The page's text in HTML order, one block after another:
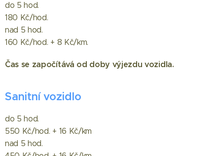
do 5 hod.
180 Kč/hod.
nad 5 hod.
160 Kč/hod. + 8 Kč/km.
Čas se započítává od doby výjezdu vozidla.
Sanitní vozidlo
do 5 hod.
550 Kč/hod. + 16 Kč/km
nad 5 hod.